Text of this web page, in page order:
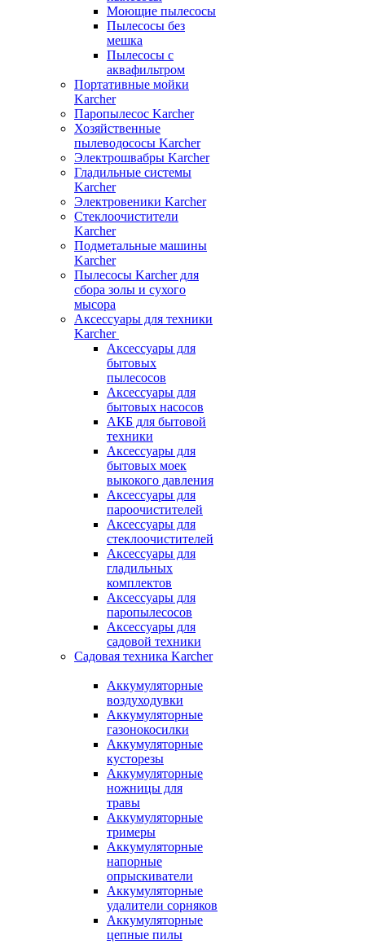
Моющие пылесосы
Пылесосы без
мешка
Пылесосы с
аквафильтром
Портативные мойки
Karcher
Паропылесос Karcher
Хозяйственные
пылеводососы Karcher
Электрошвабры Karcher
Гладильные системы
Karcher
Электровеники Karcher
Стеклоочистители
Karcher
Подметальные машины
Karcher
Пылесосы Karcher для
сбора золы и сухого
мысора
Аксессуары для техники
Karcher
Аксессуары для
бытовых
пылесосов
Аксессуары для
бытовых насосов
АКБ для бытовой
техники
Аксессуары для
бытовых моек
выкокого давления
Аксессуары для
пароочистителей
Аксессуары для
стеклоочистителей
Аксессуары для
гладильных
комплектов
Аксессуары для
паропылесосов
Аксессуары для
садовой техники
Садовая техника Karcher
Аккумуляторные
воздуходувки
Аккумуляторные
газонокосилки
Аккумуляторные
кусторезы
Аккумуляторные
ножницы для
травы
Аккумуляторные
тримеры
Аккумуляторные
напорные
опрыскиватели
Аккумуляторные
удалители сорняков
Аккумуляторные
цепные пилы